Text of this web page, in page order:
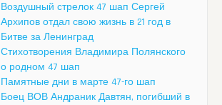
Воздушный стрелок 47 шап Сергей
Архипов отдал свою жизнь в 21 год в
Битве за Ленинград
Стихотворения Владимира Полянского
о родном 47 шап
Памятные дни в марте 47-го шап
Боец ВОВ Андраник Давтян, погибший в